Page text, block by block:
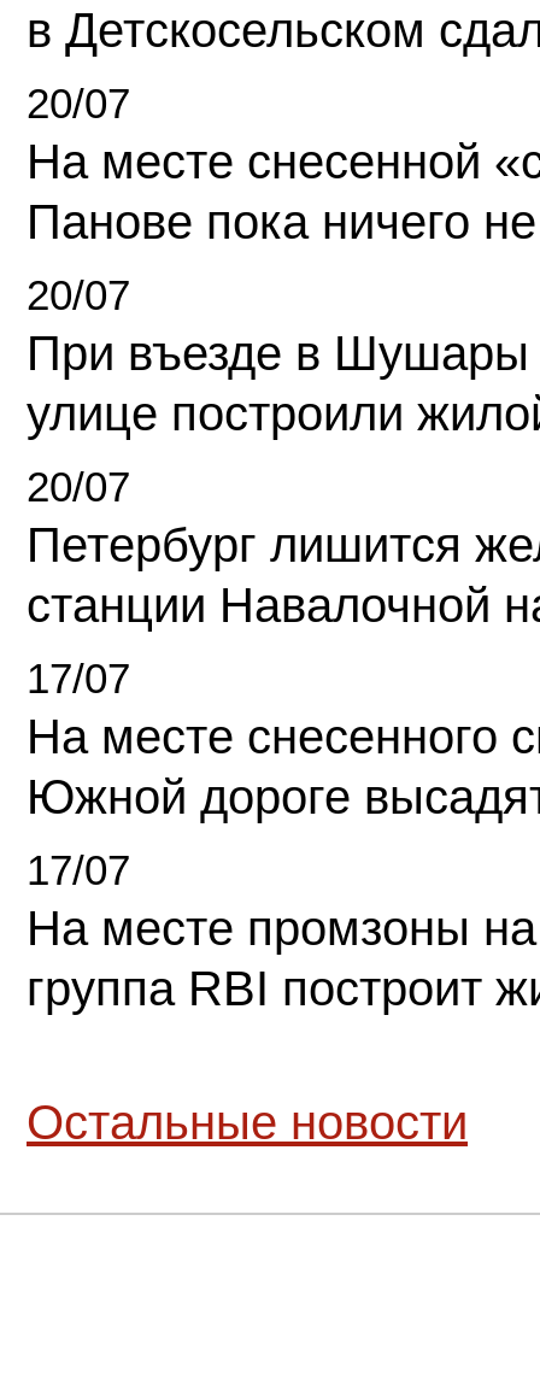
в Детскосельском
20/07
На месте снесенной
Панове пока ничего
20/07
При въезде в Шушары
улице построили
20/07
Петербург лишится
станции Навалочной
17/07
На месте снесенного
Южной дороге
17/07
На месте промзоны
группа RBI построит
Остальные новости